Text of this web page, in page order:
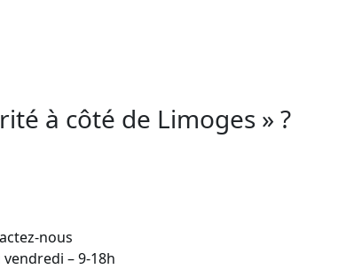
à côté de Limoges » ?
nous
– 9-18h